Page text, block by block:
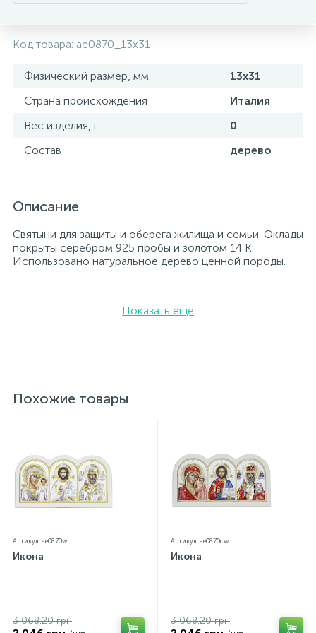
Код товара: ae0870_13х31
Физический размер, мм.
13х31
Страна происхождения
Италия
Вес изделия, г.
0
Состав
дерево
Описание
Святыни для защиты и оберега жилища и семьи. Оклады
покрыты серебром 925 пробы и золотом 14 К.
Использовано натуральное дерево ценной породы.
Показать еще
Похожие товары
Артикул: ae0870w
Икона
3 068.20 грн
Артикул: ae0870cw
Икона
3 068.20 грн